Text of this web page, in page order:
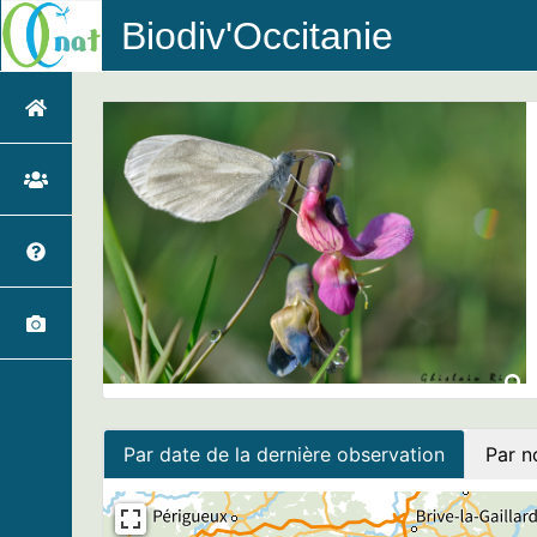
Biodiv'Occitanie
Par date de la dernière observation Par